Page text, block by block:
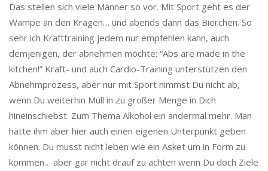
Das stellen sich viele Männer so vor. Mit Sport geht es der
Wampe an den Kragen… und abends dann das Bierchen. So
sehr ich Krafttraining jedem nur empfehlen kann, auch
demjenigen, der abnehmen möchte: “Abs are made in the
kitchen!” Kraft- und auch Cardio-Training unterstützen den
Abnehmprozess, aber nur mit Sport nimmst Du nicht ab,
wenn Du weiterhin Müll in zu großer Menge in Dich
hineinschiebst. Zum Thema Alkohol ein andermal mehr. Man
hätte ihm aber hier auch einen eigenen Unterpunkt geben
können. Du musst nicht leben wie ein Asket um in Form zu
kommen… aber gar nicht drauf zu achten wenn Du doch Ziele